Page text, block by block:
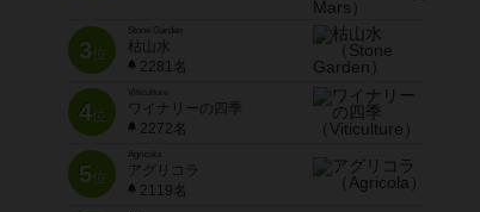
3位
Stone Garden
枯山水
2281名
4位
Viticulture
ワイナリーの四季
2272名
5位
Agricola
アグリコラ
2119名